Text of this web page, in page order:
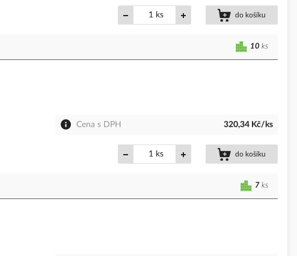
ks do košíku
10 ks
Cena s DPH 320,34 Kč/ks
ks do košíku
7 ks